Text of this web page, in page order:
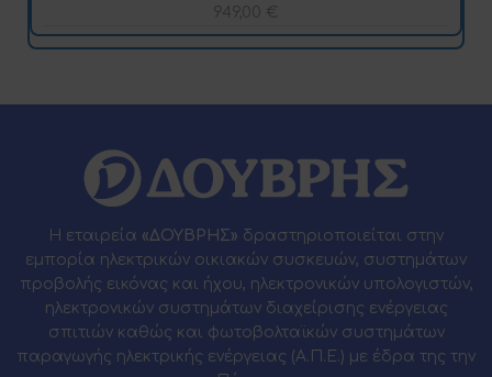
949,00 €
Η εταιρεία «ΔΟΥΒΡΗΣ» δραστηριοποιείται στην
εμπορία ηλεκτρικών οικιακών συσκευών, συστημάτων
προβολής εικόνας και ήχου, ηλεκτρονικών υπολογιστών,
ηλεκτρονικών συστημάτων διαχείρισης ενέργειας
σπιτιών καθώς και φωτοβολταϊκών συστημάτων
παραγωγής ηλεκτρικής ενέργειας (Α.Π.Ε.) με έδρα της την